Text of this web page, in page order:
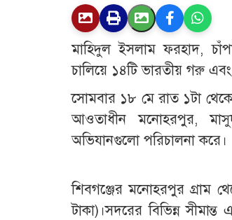
মাহিদুল ইসলাম ফরহাদ,
চালিয়ে ১৪টি ভারতীয় গরু
​সোমবার ১৮ মে রাত ১টা থেকে
আওতাধীন মনোহরপুর,
অভিযানগুলো পরিচালনা করে।
শিবগঞ্জের মনোহরপুর গ্রাম
টাকা)।সদরের বিভিন্ন